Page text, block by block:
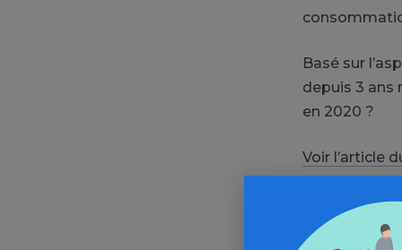
Basé sur
depuis 3 ans
en 2020 ?
Voir l’article